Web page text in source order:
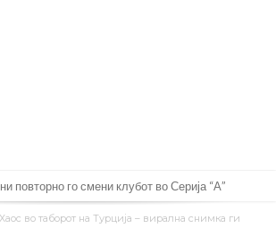
Милан ќе го крати составот
Уругвај: Топка предизвика сообраќајна несреќа
Хаос во таборот на Турција – вирална снимка ги